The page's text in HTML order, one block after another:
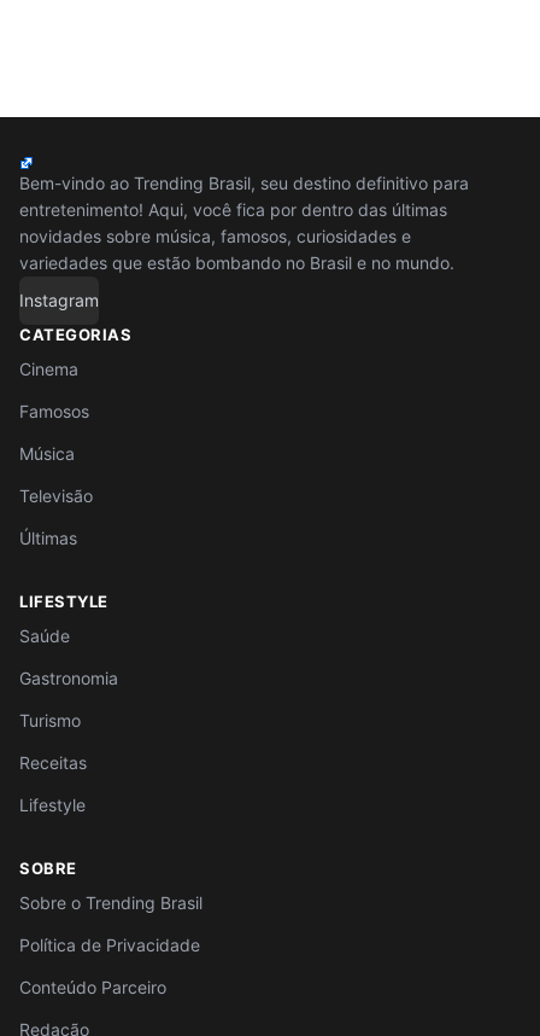
Bem-vindo ao Trending Brasil, seu destino definitivo para
entretenimento! Aqui, você fica por dentro das últimas
novidades sobre música, famosos, curiosidades e
variedades que estão bombando no Brasil e no mundo.
Instagram
CATEGORIAS
Cinema
Famosos
Música
Televisão
Últimas
LIFESTYLE
Saúde
Gastronomia
Turismo
Receitas
Lifestyle
SOBRE
Sobre o Trending Brasil
Política de Privacidade
Conteúdo Parceiro
Redação